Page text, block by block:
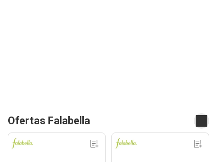
Ofertas Falabella